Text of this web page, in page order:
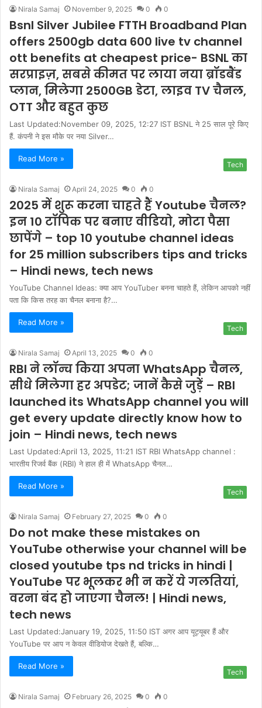
Nirala Samaj November 9, 2025 0 0
Bsnl Silver Jubilee FTTH Broadband Plan
offers 2500gb data 600 live tv channel
ott benefits at cheapest price- BSNL का
सरप्राइज़, सबसे कीमत पर लाया नया ब्रॉडबैंड
प्लान, मिलेगा 2500GB डेटा, लाइव TV चैनल,
OTT और बहुत कुछ
Last Updated:November 09, 2025, 12:27 IST BSNL ने 25 साल पूरे किए
हैं. कंपनी ने इस मौके पर नया Silver…
Read More »
Tech
Nirala Samaj April 24, 2025 0 0
2025 में शुरू करना चाहते हैं Youtube चैनल?
इन 10 टॉप‍िक पर बनाए वीड‍ियो, मोटा पैसा
छापेंगे – top 10 youtube channel ideas
for 25 million subscribers tips and tricks
– Hindi news, tech news
YouTube Channel Ideas: क्या आप YouTuber बनना चाहते हैं, लेकिन आपको नहीं
पता कि किस तरह का चैनल बनाना है?…
Read More »
Tech
Nirala Samaj April 13, 2025 0 0
RBI ने लॉन्च किया अपना WhatsApp चैनल,
सीधे म‍िलेगा हर अपडेट; जानें कैसे जुड़ें – RBI
launched its WhatsApp channel you will
get every update directly know how to
join – Hindi news, tech news
Last Updated:April 13, 2025, 11:21 IST RBI WhatsApp channel :
भारतीय रिजर्व बैंक (RBI) ने हाल ही में WhatsApp चैनल…
Read More »
Tech
Nirala Samaj February 27, 2025 0 0
Do not make these mistakes on
YouTube otherwise your channel will be
closed youtube tps nd tricks in hindi |
YouTube पर भूलकर भी न करें ये गलत‍ियां,
वरना बंद हो जाएगा चैनल! | Hindi news,
tech news
Last Updated:January 19, 2025, 11:50 IST अगर आप यूट्यूबर हैं और
YouTube पर आप न केवल वीड‍ियोज देखते हैं, बल्‍क‍ि…
Read More »
Tech
Nirala Samaj February 26, 2025 0 0